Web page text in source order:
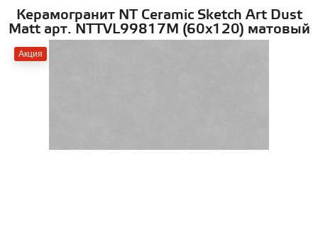
Керамогранит NT Ceramic Sketch Art Dust
Matt арт. NTTVL99817M (60x120) матовый
Акция